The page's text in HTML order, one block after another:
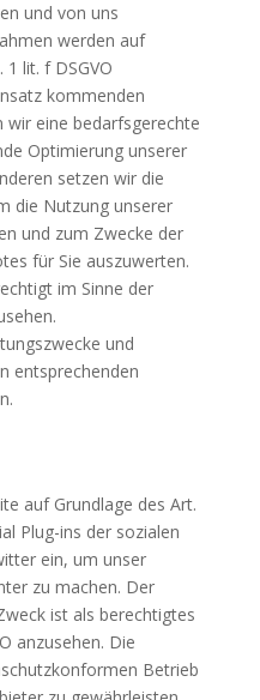
und von uns
werden auf
1 lit. f DSGVO
kommenden
eine bedarfsgerechte
Optimierung unserer
setzen wir die
die Nutzung unserer
und zum Zwecke der
für Sie auszuwerten.
im Sinne der
und
entsprechenden
auf Grundlage des Art.
Plug-ins der sozialen
ein, um unser
zu machen. Der
ist als berechtigtes
anzusehen. Die
Betrieb